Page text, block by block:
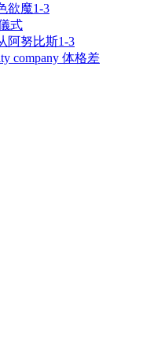
欲魔1-3
式
阿努比斯1-3
company 体格差